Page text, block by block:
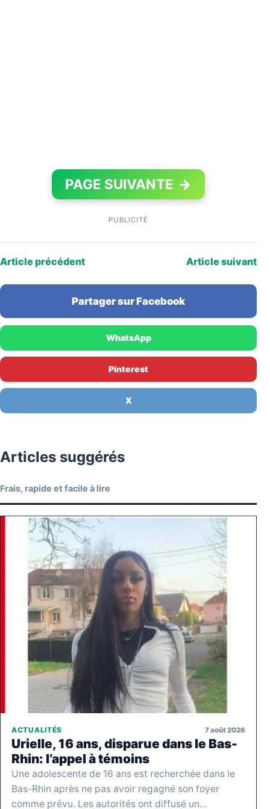
PAGE SUIVANTE →
PUBLICITÉ
Article précédent Article suivant
Partager sur Facebook
WhatsApp
Pinterest
X
Articles suggérés
Frais, rapide et facile à lire
ACTUALITÉS 7 août 2026
Urielle, 16 ans, disparue dans le Bas-
Rhin: l’appel à témoins
Une adolescente de 16 ans est recherchée dans le
Bas-Rhin après ne pas avoir regagné son foyer
comme prévu. Les autorités ont diffusé un…